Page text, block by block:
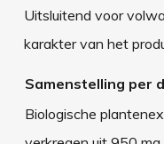
Uitsluitend voor
karakter van het
Samenstelling per
Biologische